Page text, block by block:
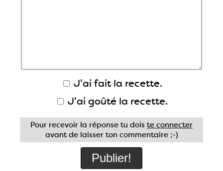
J'ai fait la recette.
J'ai goûté la recette.
Pour recevoir la réponse tu dois te connecter
avant de laisser ton commentaire ;-)